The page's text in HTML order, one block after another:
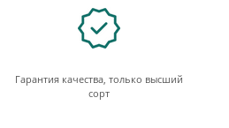
Гарантия качества, только высший
сорт